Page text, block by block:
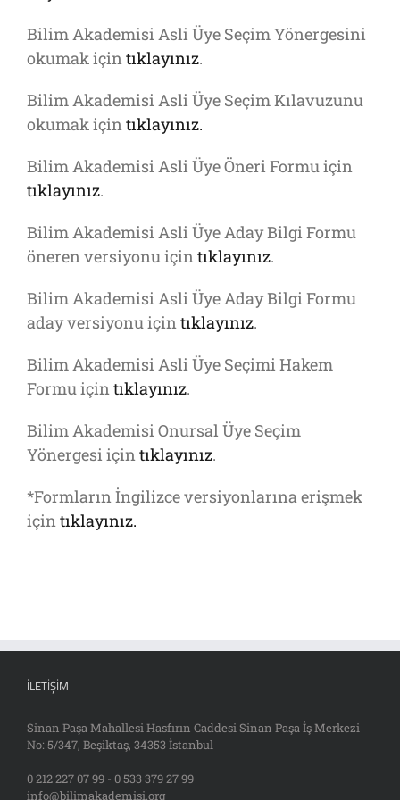
Bilim Akademisi Asli Üye Seçim Yönergesini
okumak içintıklayınız.
Bilim Akademisi Asli Üye Seçim Kılavuzunu
okumak içintıklayınız.
Bilim Akademisi Asli Üye Öneri Formu için
tıklayınız.
Bilim Akademisi Asli Üye Aday Bilgi Formu
öneren versiyonu içintıklayınız.
Bilim Akademisi Asli Üye Aday Bilgi Formu
aday versiyonu içintıklayınız.
Bilim Akademisi Asli Üye Seçimi Hakem
Formu içintıklayınız.
Bilim Akademisi Onursal Üye Seçim
Yönergesi içintıklayınız.
*Formların İngilizce versiyonlarına erişmek
içintıklayınız.
İLETIŞIM
Sinan Paşa Mahallesi Hasfırın Caddesi Sinan Paşa İş Merkezi
No: 5/347, Beşiktaş, 34353 İstanbul
0 212 227 07 99 - 0 533 379 27 99
info@bilimakademisi.org